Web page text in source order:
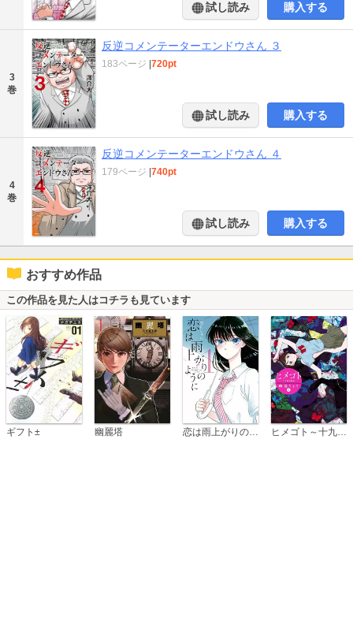
試し読み 購入する
3
巻
反逆コメンテーターエンドウさん ３
183ページ |720pt
試し読み 購入する
4
巻
反逆コメンテーターエンドウさん ４
179ページ |740pt
試し読み 購入する
おすすめ作品
この作品を見た人はコチラも見ています
ギフト± 幽麗塔 ヒメゴト～十九歳の制服～